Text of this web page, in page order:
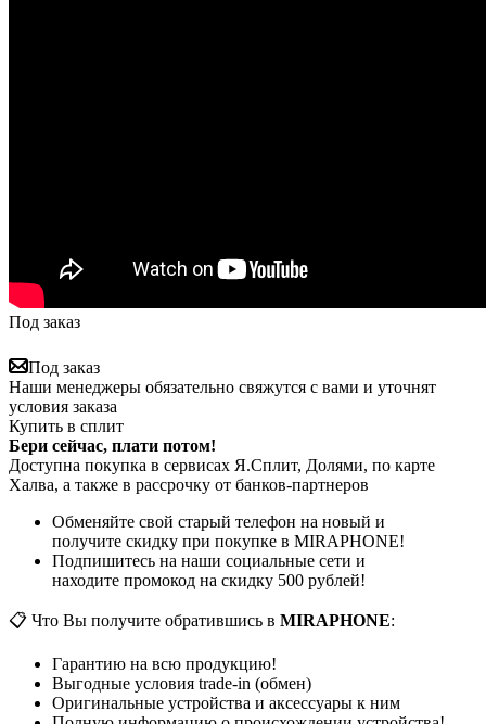
Под заказ
Под заказ
Наши менеджеры обязательно свяжутся с вами и уточнят
условия заказа
Купить в сплит
Бери сейчас, плати потом!
Доступна покупка в сервисах Я.Сплит, Долями, по карте
Халва, а также в рассрочку от банков-партнеров
Обменяйте свой старый телефон на новый и
получите скидку при покупке в MIRAPHONE!
Подпишитесь на наши социальные сети и
находите промокод на скидку 500 рублей!
📋 Что Вы получите обратившись в MIRAPHONE:
Гарантию на всю продукцию!
Выгодные условия trade-in (обмен)
Оригинальные устройства и аксессуары к ним